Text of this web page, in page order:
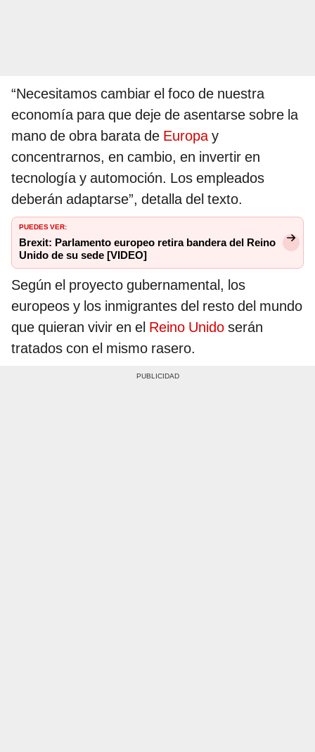
“Necesitamos cambiar el foco de nuestra
economía para que deje de asentarse sobre la
mano de obra barata de Europay
concentrarnos, en cambio, en invertir en
tecnología y automoción. Los empleados
deberán adaptarse”, detalla del texto.
PUEDES VER:
Brexit: Parlamento europeo retira bandera del Reino
Unido de su sede [VIDEO]
Según el proyecto gubernamental, los
europeos y los inmigrantes del resto del mundo
que quieran vivir en el Reino Unido serán
tratados con el mismo rasero.